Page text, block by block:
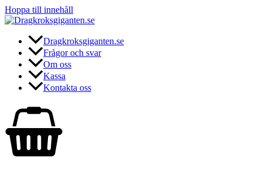
Hoppa till innehåll
Dragkroksgiganten.se
Frågor och svar
Om oss
Kassa
Kontakta oss